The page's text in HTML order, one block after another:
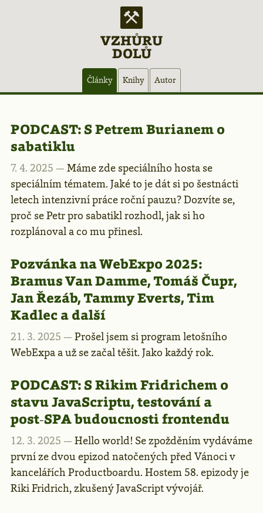
VZHŮRU
DOLŮ
Články Knihy Autor
Články
–
stránka
2
PODCAST:S Petrem Burianem o
sabatiklu
7. 4. 2025 — Máme zde speciálního hosta se
speciálním tématem. Jaké to je dát si po šestnácti
letech intenzivní práce roční pauzu? Dozvíte se,
proč se Petr pro sabatikl rozhodl, jak si ho
rozplánoval a co mu přinesl.
Pozvánka na WebExpo 2025:
Bramus Van Damme, Tomáš Čupr,
Jan Řezáb, Tammy Everts, Tim
Kadlec a další
21. 3. 2025 — Prošel jsem si program letošního
WebExpa a už se začal těšit. Jako každý rok.
PODCAST:S Rikim Fridrichem o
stavu JavaScriptu, testování a
post‑SPA budoucnosti frontendu
12. 3. 2025 — Hello world! Se zpožděním vydáváme
první ze dvou epizod natočených před Vánoci v
kancelářích Productboardu. Hostem 58. epizody je
Riki Fridrich, zkušený JavaScript vývojář.